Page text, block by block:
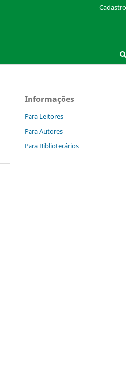
Cadastro
Informações
Para Leitores
Para Autores
Para Bibliotecários